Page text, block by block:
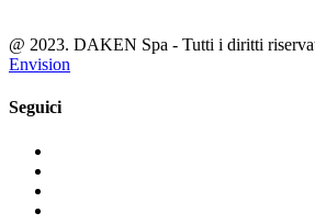
@ 2023. DAKEN Spa - Tutti i diritti
Envision
Seguici